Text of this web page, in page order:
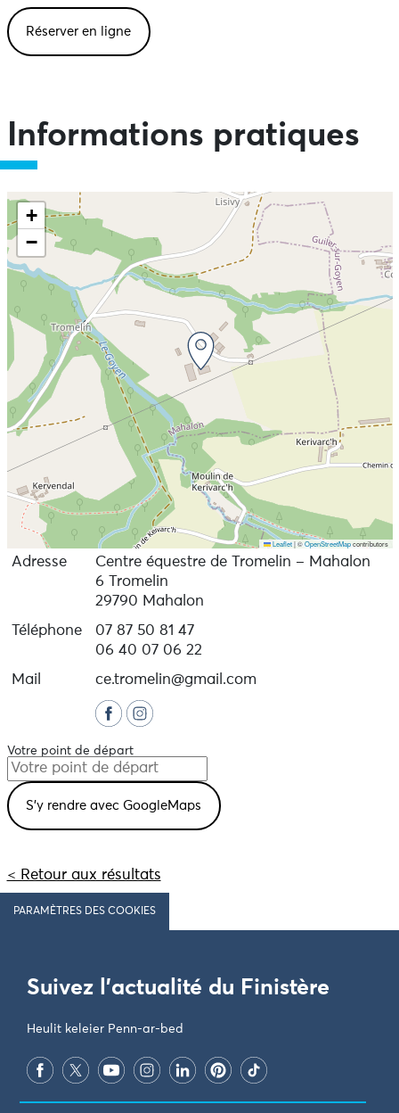
Réserver en ligne
Informations pratiques
+
−
Leaflet |©OpenStreetMapcontributors
Adresse
Centre équestre de Tromelin – Mahalon
6 Tromelin
29790 Mahalon
Téléphone
07 87 50 81 47
06 40 07 06 22
Mail
ce.tromelin@gmail.com
Votre point de départ
< Retour aux résultats
PARAMÈTRES DES COOKIES
Suivez l'actualité du Finistère
Heulit keleier Penn-ar-bed